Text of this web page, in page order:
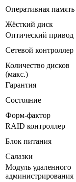
Оперативная память
Жёсткий диск
Оптический привод
Сетевой контроллер
Количество дисков
(макс.)
Гарантия
Состояние
Форм-фактор
RAID контроллер
Блок питания
Салазки
Модуль удаленного
администрирования